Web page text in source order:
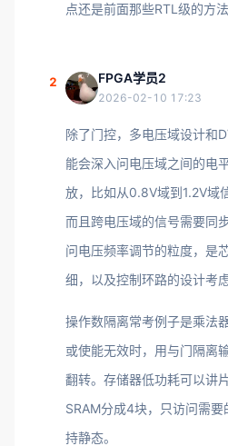
点还是前面那些RTL级的方法
2 FPGA学员2
2026-02-10 17:23
除了门控，多电压域设计和
能会深入问电压域之间的电
放，比如从0.8V域到1.2V域
而且跨电压域的信号需要同
问电压频率调节的粒度，是
细，以及控制环路的设计考虑
操作数隔离常考例子是乘法
或使能无效时，用与门隔离
翻转。存储器低功耗可以讲
SRAM分成4块，只访问需
持静态。